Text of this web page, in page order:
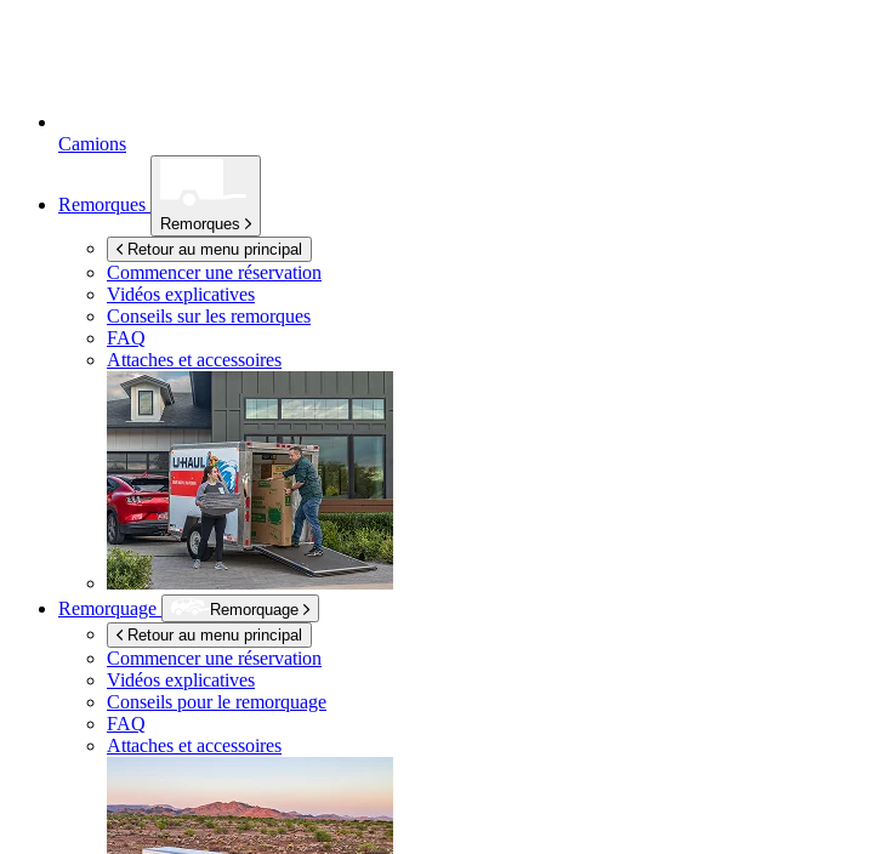
Camions
Remorques
Remorques
Retour au menu principal
Commencer une réservation
Vidéos explicatives
Conseils sur les remorques
FAQ
Attaches et accessoires
Remorquage
Remorquage
Retour au menu principal
Commencer une réservation
Vidéos explicatives
Conseils pour le remorquage
FAQ
Attaches et accessoires